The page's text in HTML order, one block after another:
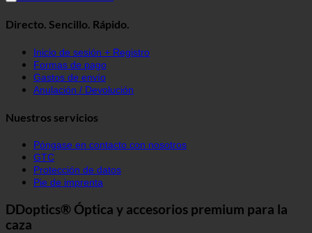
Directo. Sencillo. Rápido.
Inicio de sesión + Registro
Formas de pago
Gastos de envío
Anulación / Devolución
Nuestros servicios
Póngase en contacto con nosotros
GTC
Protección de datos
Pie de imprenta
DDoptics® Óptica y accesorios premium para la
caza